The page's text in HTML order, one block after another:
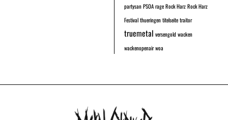
partysanPSOArageRock HarzRock Harz
Festivalthueringentitelseitetraitor
truemetal versengoldwacken
wackenopenairwoa